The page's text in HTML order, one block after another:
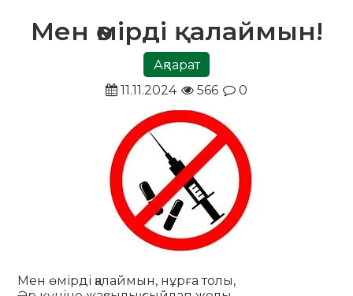
Мен өмірді қалаймын!
Ақпарат
11.11.2024
566 0
Мен өмірді қалаймын, нұрға толы,